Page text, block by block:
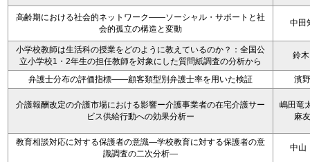
高齢期における社会的ネットワーク――ソーシャル・サポートと社
会的孤立の構造と変動
中田
小学校教師は生活科の授業をどのように教えているのか？：全国公
立小学校1・2年生の担任教師を対象にした質問紙調査の分析から
鈴
弁護士分布の評価指標――顧客類型別弁護士率を用いた検証 濱
介護報酬改定の介護市場における影響ー介護事業者の在宅介護サー
ビス供給行動への効果分析ー
嶋田竜
麻
教育相談対応に対する保護者の意識—学校教育に対する保護者の意
識調査の二次分析—
中